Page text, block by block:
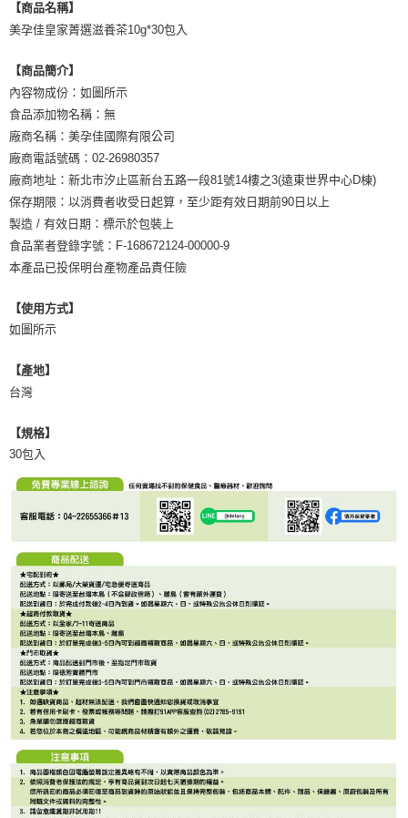
【商品名稱】
美孕佳皇家菁選滋養茶10g*30包入
【商品簡介】
內容物成份：如圖所示
食品添加物名稱：無
廠商名稱：美孕佳國際有限公司
廠商電話號碼：02-26980357
廠商地址：新北市汐止區新台五路一段81號14樓之3(遠東世界中心D棟)
保存期限：以消費者收受日起算，至少距有效日期前90日以上
製造 / 有效日期：標示於包裝上
食品業者登錄字號：F-168672124-00000-9
本產品已投保明台產物產品責任險
【使用方式】
如圖所示
【產地】
台灣
【規格】
30包入